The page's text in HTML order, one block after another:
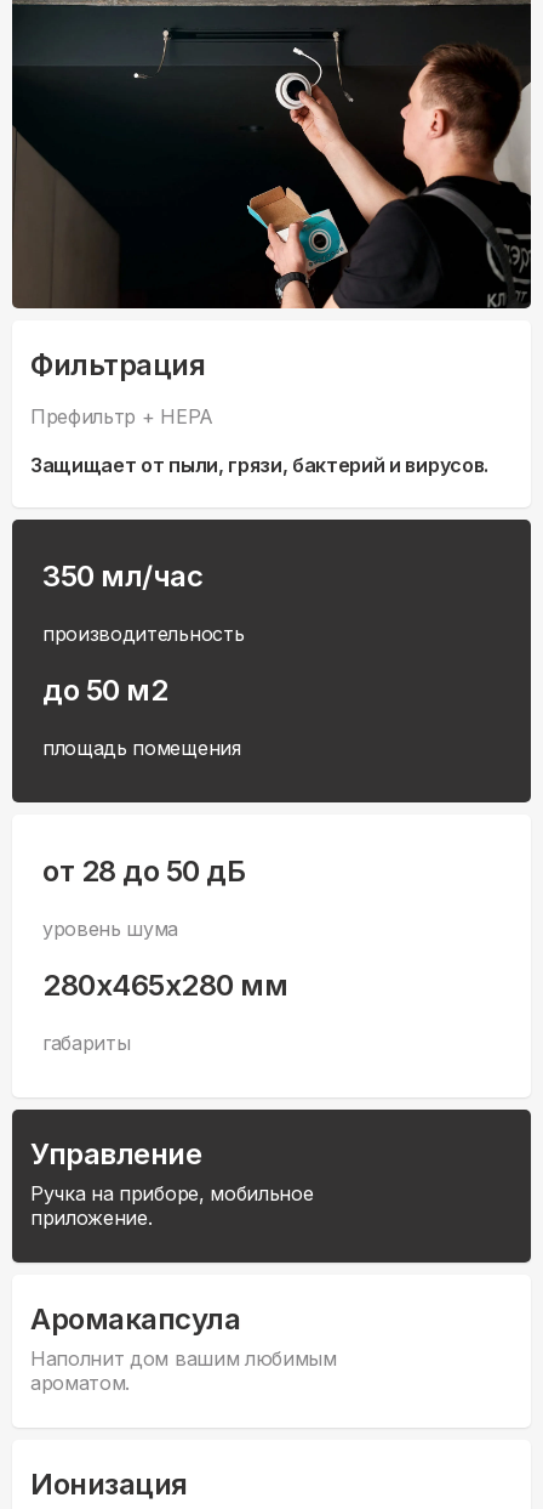
Фильтрация
Префильтр + HEPA
Защищает от пыли, грязи, бактерий и вирусов.
350 мл/час
производительность
до 50 м2
площадь помещения
от 28 до 50 дБ
уровень шума
280x465x280 мм
габариты
Управление
Ручка на приборе, мобильное
приложение.
Аромакапсула
Наполнит дом вашим любимым
ароматом.
Ионизация